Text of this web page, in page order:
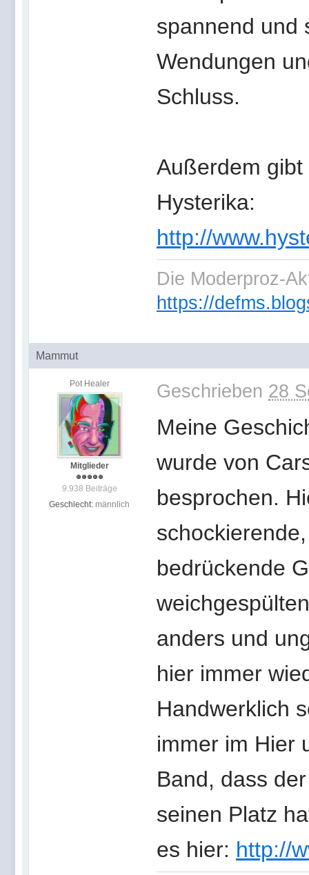
spannend und
Wendungen
Schluss.
Außerdem
Hysterika:
http://
Die Moderproz-
https://
Mammut
Pot Healer
Mitglieder
9.938 Beiträge
Geschlecht: männlich
Geschrieben 28
Meine
wurde von
besprochen.
bedrückende
anders und
hier immer
Handwerklich
immer im Hier
Band, dass
seinen Platz
es hier: http://